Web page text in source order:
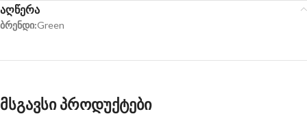
აღწერა
ბრენდი:Green
მსგავსი პროდუქტები